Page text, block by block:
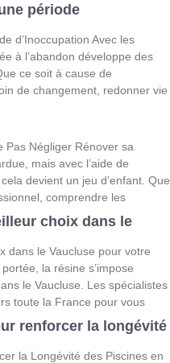
période
d’Inoccupation Avec les
à l’abandon développe des
ce soit à cause de
de changement, redonner vie
Pas Négliger Rénover sa
mais avec l’aide de
devient un jeu d’enfant. Que
comprendre les
choix dans le
dans le Vaucluse pour votre
la résine s’impose
le Vaucluse. Les spécialistes
toute la France pour vous
renforcer la longévité
la Longévité des Piscines en